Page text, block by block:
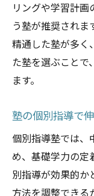
リングや学習計
う塾が推奨され
精通した塾が多く
た塾を選ぶことで
ます。
塾の個別指導で
個別指導塾では、
め、基礎学力の定
別指導が効果的か